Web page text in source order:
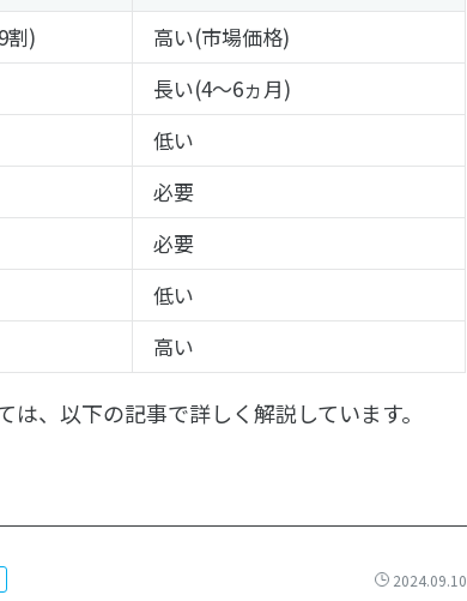
割)
高い(市場価格)
長い(4～6ヵ月)
低い
必要
必要
低い
高い
、以下の記事で詳しく解説しています。
2024.09.10